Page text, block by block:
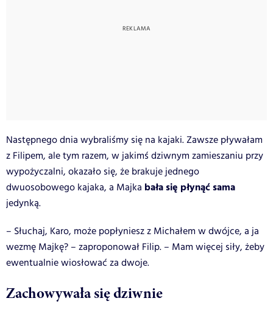
Następnego dnia wybraliśmy się na kajaki. Zawsze pływałam
z Filipem, ale tym razem, w jakimś dziwnym zamieszaniu przy
wypożyczalni, okazało się, że brakuje jednego
dwuosobowego kajaka, a Majka bała się płynąć sama
jedynką.
– Słuchaj, Karo, może popłyniesz z Michałem w dwójce, a ja
wezmę Majkę? – zaproponował Filip. – Mam więcej siły, żeby
ewentualnie wiosłować za dwoje.
Zachowywała się dziwnie